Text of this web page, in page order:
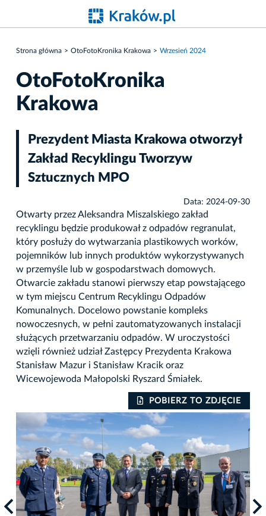
Strona główna OtoFotoKronika Krakowa Wrzesień 2024
OtoFotoKronika
Krakowa
Prezydent Miasta Krakowa otworzył
Zakład Recyklingu Tworzyw
Sztucznych MPO
Data: 2024-09-30
Otwarty przez Aleksandra Miszalskiego zakład
recyklingu będzie produkował z odpadów regranulat,
który posłuży do wytwarzania plastikowych worków,
pojemników lub innych produktów wykorzystywanych
w przemyśle lub w gospodarstwach domowych.
Otwarcie zakładu stanowi pierwszy etap powstającego
w tym miejscu Centrum Recyklingu Odpadów
Komunalnych. Docelowo powstanie kompleks
nowoczesnych, w pełni zautomatyzowanych instalacji
służących przetwarzaniu odpadów. W uroczystości
wzięli również udział Zastępcy Prezydenta Krakowa
Stanisław Mazur i Stanisław Kracik oraz
Wicewojewoda Małopolski Ryszard Śmiałek.
POBIERZ TO ZDJĘCIE